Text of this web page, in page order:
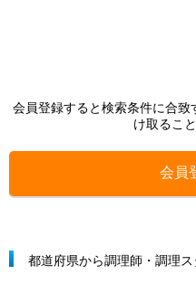
会員登録すると検索条件に合
け取るこ
会員
都道府県から調理師・調理